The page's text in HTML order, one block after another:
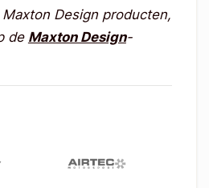
Design producten,
de Maxton Design-